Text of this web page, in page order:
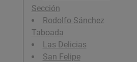
Sección
Rodolfo Sánchez
Taboada
Las Delicias
San Felipe